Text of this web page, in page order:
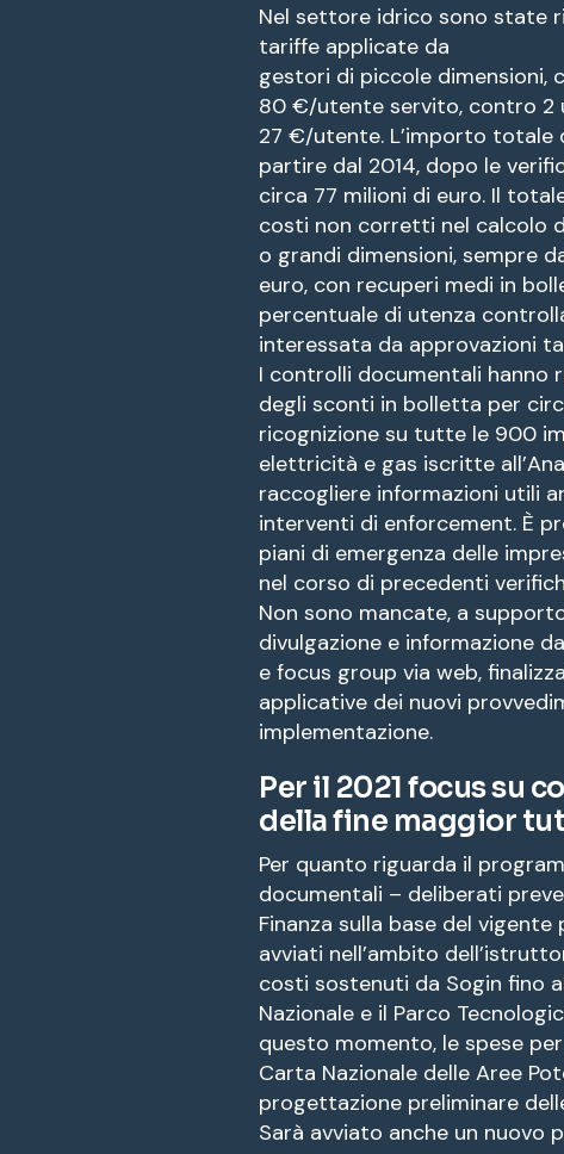
Nel settore idrico sono state
tariffe applicate da
gestori di piccole dimensioni,
80 €/utente servito, contro 2
27 €/utente. L’importo
partire dal 2014, dopo le
circa 77 milioni di euro. Il
costi non corretti nel calcolo
o grandi dimensioni, sempre
euro, con recuperi medi in
percentuale di utenza
interessata da approvazioni
I controlli documentali hanno
degli sconti in bolletta per
ricognizione su tutte le 900
elettricità e gas iscritte
raccogliere informazioni utili
interventi di enforcement. È
piani di emergenza delle
nel corso di precedenti
Non sono mancate, a
divulgazione e informazione
e focus group via web,
applicative dei nuovi
implementazione.
Per il 2021 focus su
della fine maggior
Per quanto riguarda il
documentali – deliberati
Finanza sulla base del
avviati nell’ambito
costi sostenuti da Sogin fino
Nazionale e il Parco
questo momento, le spese
Carta Nazionale delle Aree
progettazione preliminare
Sarà avviato anche un nuovo